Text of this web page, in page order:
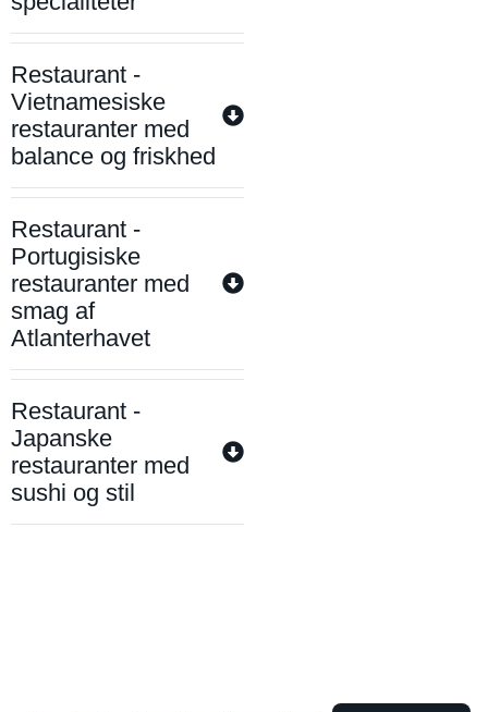
Restaurant -
Vietnamesiske
restauranter med
balance og friskhed
Restaurant -
Portugisiske
restauranter med
smag af
Atlanterhavet
Restaurant -
Japanske
restauranter med
sushi og stil